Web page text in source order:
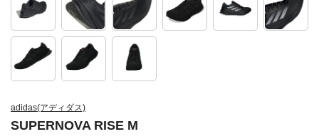
adidas(アディダス)
SUPERNOVA RISE M